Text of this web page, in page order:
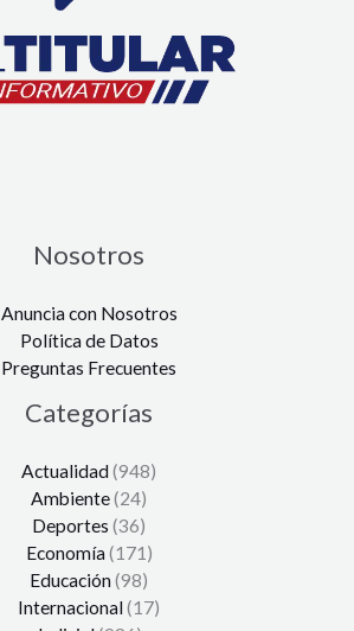
Nosotros
Anuncia con Nosotros
Política de Datos
Preguntas Frecuentes
Categorías
Actualidad(948)
Ambiente(24)
Deportes (36)
Economía(171)
Educación(98)
Internacional(17)